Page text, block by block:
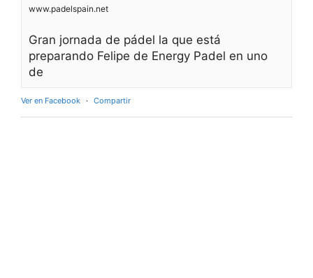
www.padelspain.net
Gran jornada de pádel la que está
preparando Felipe de Energy Padel en uno
de
Ver en Facebook · Compartir